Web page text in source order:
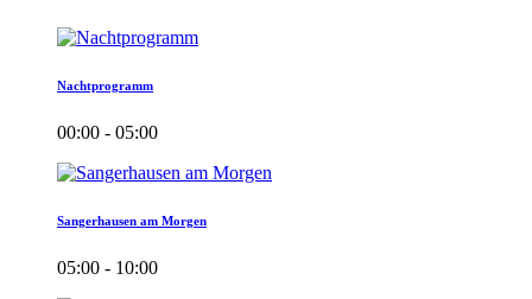
Nachtprogramm
00:00 - 05:00
Sangerhausen am Morgen
05:00 - 10:00